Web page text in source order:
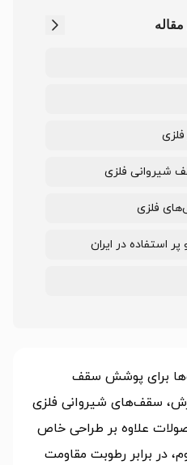
شیروانی فلزی
فلزی
استفاده در ایران
برای پوشش سقف‌
سقف‌های شیروانی فلزی
علاوه بر طراحی خاص
در برابر رطوبت مقاومت